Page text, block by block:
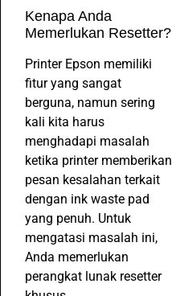
Kenapa Anda
Memerlukan Resetter?
Printer Epson memiliki
fitur yang sangat
berguna, namun sering
kali kita harus
menghadapi masalah
ketika printer memberikan
pesan kesalahan terkait
dengan ink waste pad
yang penuh. Untuk
mengatasi masalah ini,
Anda memerlukan
perangkat lunak resetter